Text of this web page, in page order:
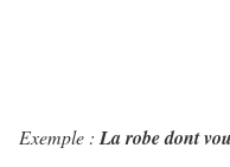
Exemple : La robe dont